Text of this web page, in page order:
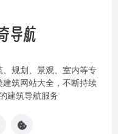
、规划、景观、室内等专
筑网站大全，不断持续
建筑导航服务